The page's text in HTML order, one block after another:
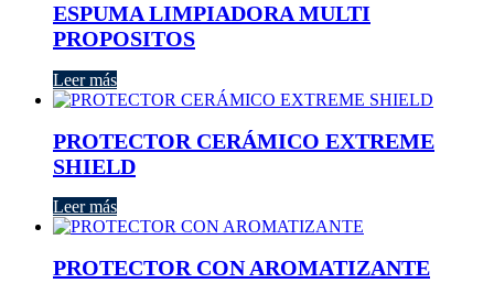
ESPUMA LIMPIADORA MULTI
PROPOSITOS
Leer más
PROTECTOR CERÁMICO EXTREME
SHIELD
Leer más
PROTECTOR CON AROMATIZANTE